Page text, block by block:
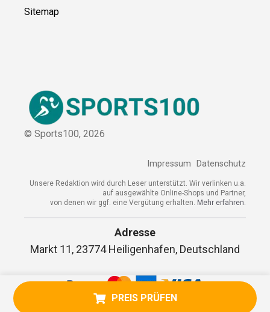
PREIS PRÜFEN
Über uns
© Sports100,2026
Impressum
Unsere Redaktion wird durch Leser unterstützt. Wir verlinken
u.a. auf ausgewählte Online-Shops und Partner,
Adresse